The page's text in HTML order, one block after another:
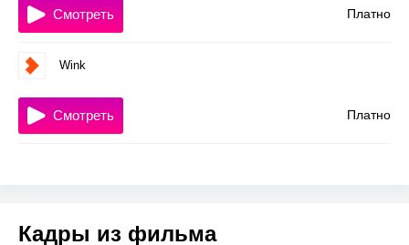
Платно
Смотреть
Wink
Платно
Смотреть
Кадры из фильма